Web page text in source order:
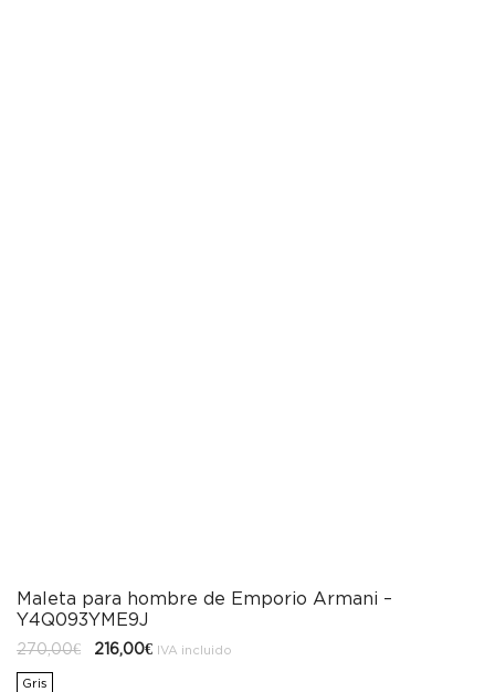
Maleta para hombre de Emporio Armani –
Y4Q093YME9J
270,00€
El216,00€ElIVA incluido
Gris